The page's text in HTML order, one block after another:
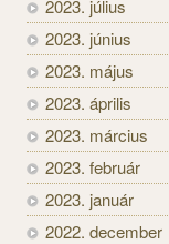
2023. július
2023. június
2023. május
2023. április
2023. március
2023. február
2023. január
2022. december